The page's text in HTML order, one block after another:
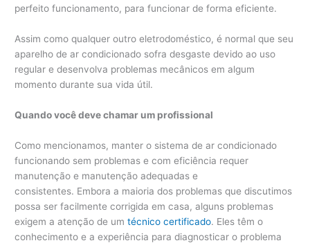
perfeito funcionamento, para funcionar de forma eficiente.
Assim como qualquer outro eletrodoméstico, é normal que seu
aparelho de ar condicionado sofra desgaste devido ao uso
regular e desenvolva problemas mecânicos em algum
momento durante sua vida útil.
Quando você deve chamar um profissional
Como mencionamos, manter o sistema de ar condicionado
funcionando sem problemas e com eficiência requer
manutenção e manutenção adequadas e
consistentes. Embora a maioria dos problemas que discutimos
possa ser facilmente corrigida em casa, alguns problemas
exigem a atenção de umtécnico certificado. Eles têm o
conhecimento e a experiência para diagnosticar o problema